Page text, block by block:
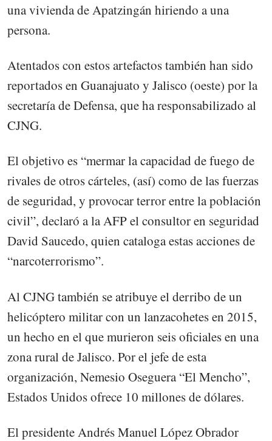
una vivienda de Apatzingán hiriendo a una
persona.
Atentados con estos artefactos también han sido
reportados en Guanajuato y Jalisco (oeste) por la
secretaría de Defensa, que ha responsabilizado al
CJNG.
El objetivo es “mermar la capacidad de fuego de
rivales de otros cárteles, (así) como de las fuerzas
de seguridad, y provocar terror entre la población
civil”, declaró a la AFP el consultor en seguridad
David Saucedo, quien cataloga estas acciones de
“narcoterrorismo”.
Al CJNG también se atribuye el derribo de un
helicóptero militar con un lanzacohetes en 2015,
un hecho en el que murieron seis oficiales en una
zona rural de Jalisco. Por el jefe de esta
organización, Nemesio Oseguera “El Mencho”,
Estados Unidos ofrece 10 millones de dólares.
El presidente Andrés Manuel López Obrador